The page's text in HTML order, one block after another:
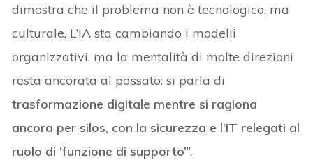
dimostra che il problema non è tecnologico, ma
culturale. L’IA sta cambiando i modelli
organizzativi, ma la mentalità di molte direzioni
resta ancorata al passato: si parla di
trasformazione digitale mentre si ragiona
ancora per silos, con la sicurezza e l’IT relegati al
ruolo di ‘funzione di supporto’”.